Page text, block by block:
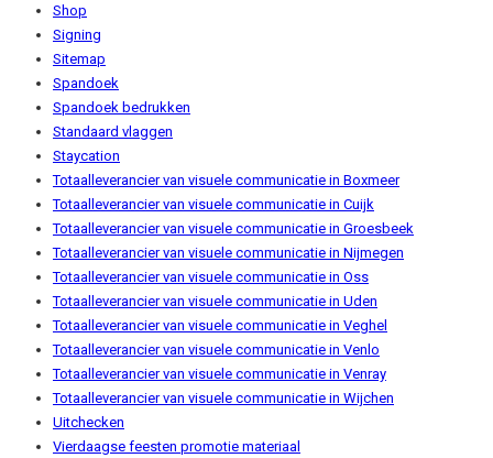
Shop
Signing
Sitemap
Spandoek
Spandoek bedrukken
Standaard vlaggen
Staycation
Totaalleverancier van visuele communicatie in Boxmeer
Totaalleverancier van visuele communicatie in Cuijk
Totaalleverancier van visuele communicatie in Groesbeek
Totaalleverancier van visuele communicatie in Nijmegen
Totaalleverancier van visuele communicatie in Oss
Totaalleverancier van visuele communicatie in Uden
Totaalleverancier van visuele communicatie in Veghel
Totaalleverancier van visuele communicatie in Venlo
Totaalleverancier van visuele communicatie in Venray
Totaalleverancier van visuele communicatie in Wijchen
Uitchecken
Vierdaagse feesten promotie materiaal